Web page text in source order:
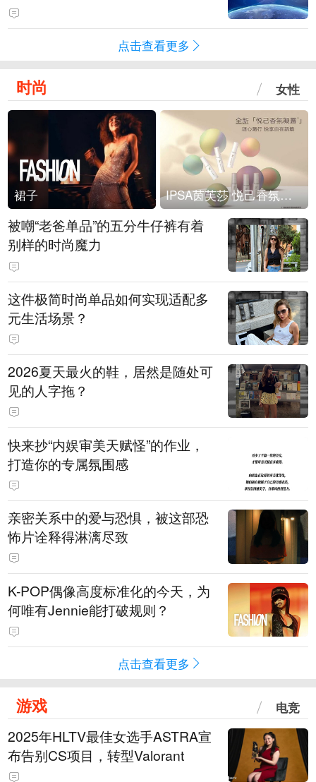
点击查看更多
时尚 女性
裙子 IPSA茵芙莎 悦己香氛凝露上市
被嘲“老爸单品”的五分牛仔裤有着
别样的时尚魔力
这件极简时尚单品如何实现适配多
元生活场景？
2026夏天最火的鞋，居然是随处可
见的人字拖？
快来抄“内娱审美天赋怪”的作业，
打造你的专属氛围感
亲密关系中的爱与恐惧，被这部恐
怖片诠释得淋漓尽致
K-POP偶像高度标准化的今天，为
何唯有Jennie能打破规则？
点击查看更多
游戏 电竞
2025年HLTV最佳女选手ASTRA宣
布告别CS项目，转型Valorant